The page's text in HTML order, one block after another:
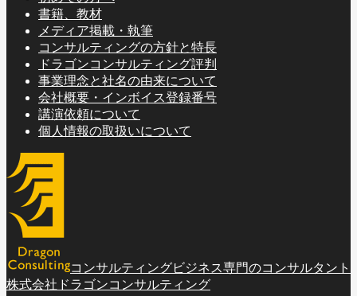
書籍、教材
メディア掲載・執筆
コンサルティングの方針と特長
ドラゴンコンサルティング評判
事業理念と社名の由来について
会社概要・インボイス登録番号
講演依頼について
個人情報の取扱いについて
コンサルティングビジネス専門のコンサルタント
株式会社ドラゴンコンサルティング